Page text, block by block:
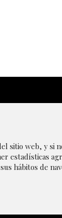
sitio web, y si
estadísticas
hábitos de